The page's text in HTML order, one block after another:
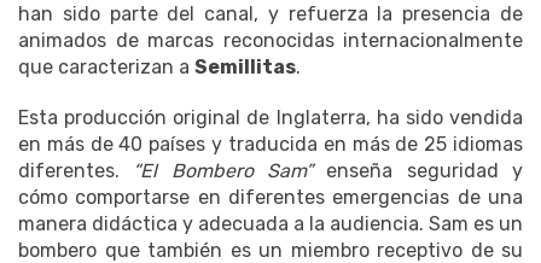
han sido parte del canal, y refuerza la presencia de
animados de marcas reconocidas internacionalmente
que caracterizan a Semillitas.
Esta producción original de Inglaterra, ha sido vendida
en más de 40 países y traducida en más de 25 idiomas
diferentes.
“El Bombero Sam” enseña seguridad y
cómo comportarse en diferentes emergencias de una
manera didáctica y adecuada a la audiencia. Sam es un
bombero que también es un miembro receptivo de su